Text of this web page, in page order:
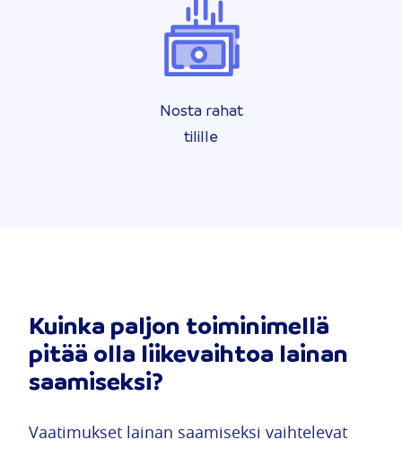
Nosta rahat
tilille
Kuinka paljon toiminimellä
pitää olla liikevaihtoa lainan
saamiseksi?
Vaatimukset lainan saamiseksi vaihtelevat